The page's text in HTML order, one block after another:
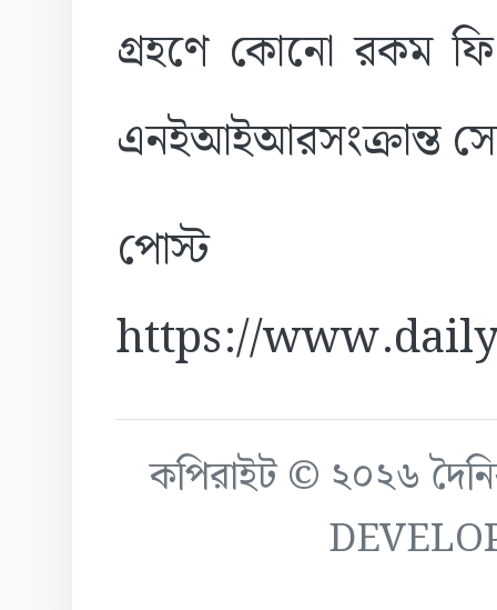
গ্রহণে কোনো রকম ফি
এনইআইআরসংক্রান্ত
https://
কপিরাইট © ২০২৬